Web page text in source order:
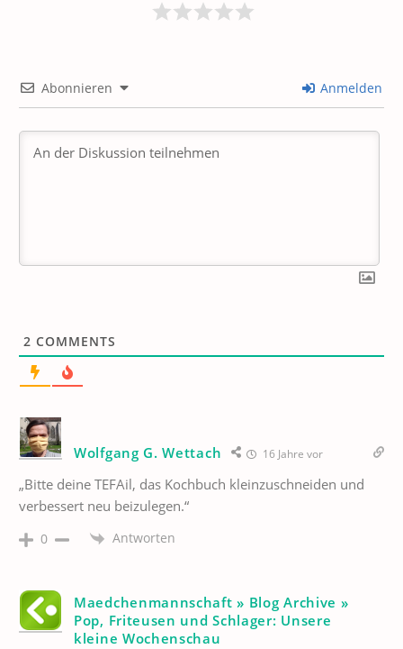
Abonnieren Anmelden
2 COMMENTS
Wolfgang G. Wettach 16 Jahre vor
„Bitte deine TEFAil, das Kochbuch kleinzuschneiden und
verbessert neu beizulegen.“
0 Antworten
Maedchenmannschaft » Blog Archive »
Pop, Friteusen und Schlager: Unsere
kleine Wochenschau